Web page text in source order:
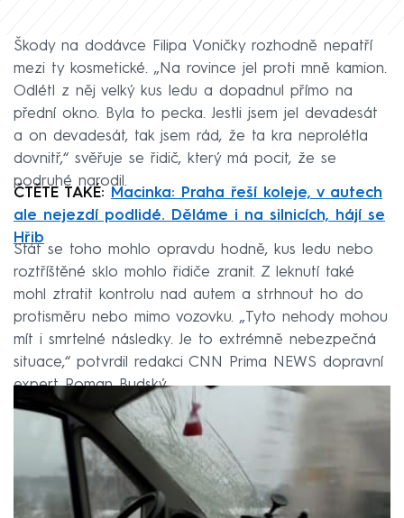
Škody na dodávce Filipa Voničky rozhodně nepatří
mezi ty kosmetické. „Na rovince jel proti mně kamion.
Odlétl z něj velký kus ledu a dopadnul přímo na
přední okno. Byla to pecka. Jestli jsem jel devadesát
a on devadesát, tak jsem rád, že ta kra neprolétla
dovnitř,“ svěřuje se řidič, který má pocit, že se
podruhé narodil.
ČTĚTE TAKÉ:
Macinka: Praha řeší koleje, v autech
ale nejezdí podlidé. Děláme i na silnicích, hájí se
Hřib
Stát se toho mohlo opravdu hodně, kus ledu nebo
roztříštěné sklo mohlo řidiče zranit. Z leknutí také
mohl ztratit kontrolu nad autem a strhnout ho do
protisměru nebo mimo vozovku. „Tyto nehody mohou
mít i smrtelné následky. Je to extrémně nebezpečná
situace,“ potvrdil redakci CNN Prima NEWS dopravní
expert Roman Budský.